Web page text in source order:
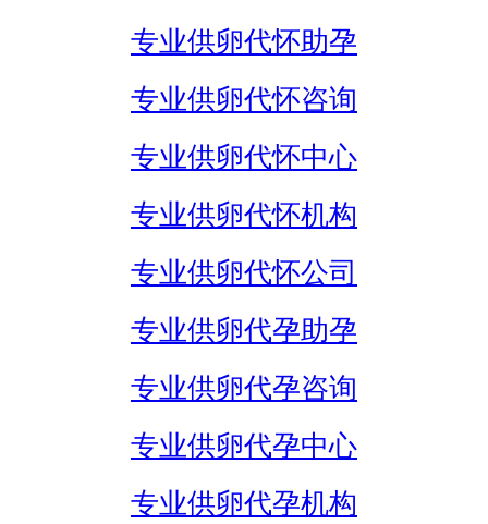
专业供卵代怀助孕
专业供卵代怀咨询
专业供卵代怀中心
专业供卵代怀机构
专业供卵代怀公司
专业供卵代孕助孕
专业供卵代孕咨询
专业供卵代孕中心
专业供卵代孕机构